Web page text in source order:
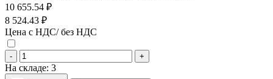
10 655.54 ₽
8 524.43 ₽
Цена с НДС/ без НДС
- +
На складе: 3